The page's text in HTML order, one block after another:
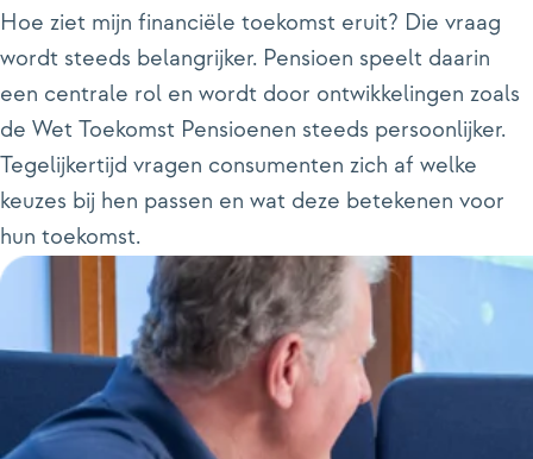
Oplossingen
Inzicht
Over ons
Werken bij
Contact
Hoe ziet mijn financiële toekomst eruit? Die vraag
wordt steeds belangrijker. Pensioen speelt daarin
een centrale rol en wordt door ontwikkelingen zoals
de Wet Toekomst Pensioenen steeds persoonlijker.
Tegelijkertijd vragen consumenten zich af welke
keuzes bij hen passen en wat deze betekenen voor
hun toekomst.